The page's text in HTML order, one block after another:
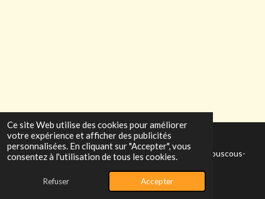
Ce site Web utilise des cookies pour améliorer
votre expérience et afficher des publicités
personnalisées. En cliquant sur "Accepter", vous
consentez à l'utilisation de tous les cookies.
Refuser Accepter
© 2025 - 2026 allocouscousdumans.wixsite.com/allo-couscous-